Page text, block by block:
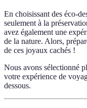
En choisissant des éco-
seulement à la
avez également une
de la nature. Alors,
de ces joyaux cachés !
Nous avons sélectionné
votre expérience de
dessous.